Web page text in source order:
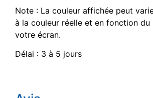
Note : La couleur affichée peut
à la couleur réelle et en fonction du
votre écran.
Délai : 3 à 5 jours